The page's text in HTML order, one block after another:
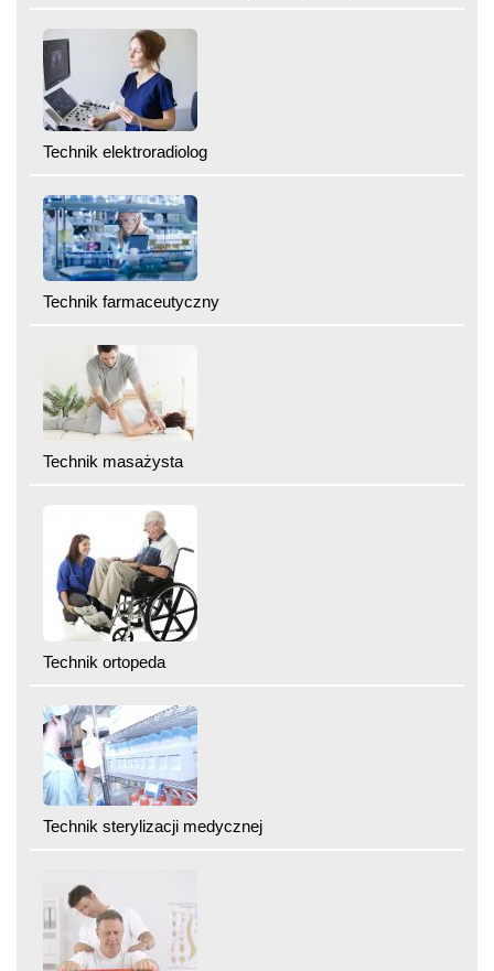
Technik elektroradiolog
Technik farmaceutyczny
Technik masażysta
Technik ortopeda
Technik sterylizacji medycznej